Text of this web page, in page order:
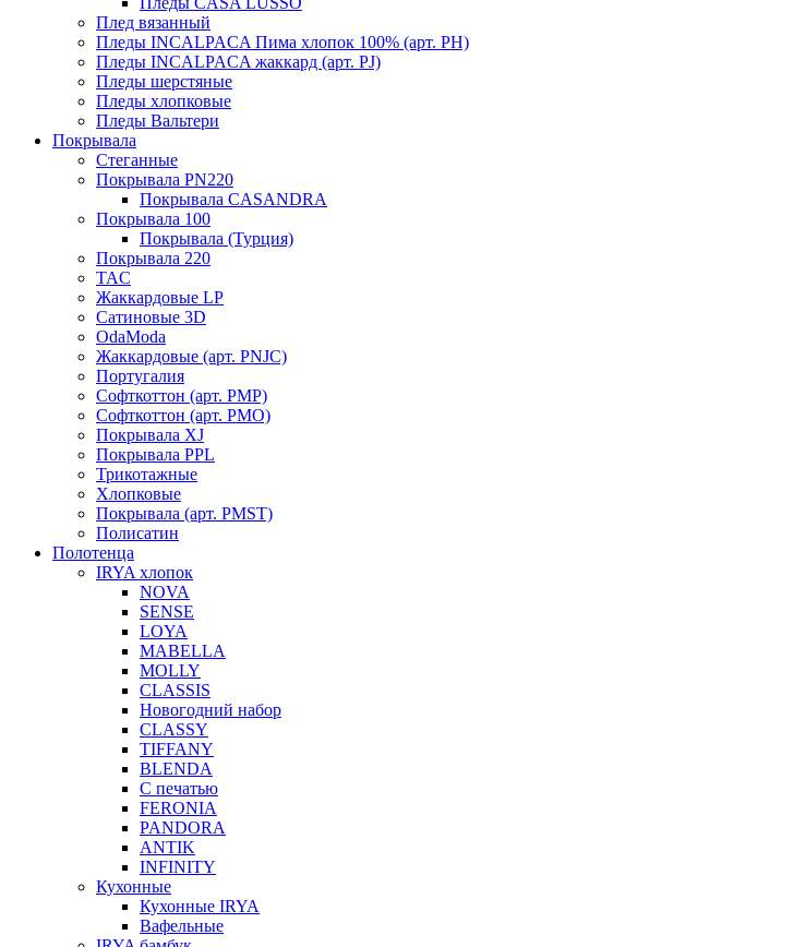
Плед вязанный
Пледы INCALPACA Пима хлопок 100% (арт. PH)
Пледы INCALPACA жаккард (арт. PJ)
Пледы шерстяные
Пледы хлопковые
Пледы Вальтери
Покрывала
Стеганные
Покрывала PN220
Покрывала CASANDRA
Покрывала 100
Покрывала (Турция)
Покрывала 220
TAC
Жаккардовые LP
Сатиновые 3D
OdaModa
Жаккардовые (арт. PNJC)
Португалия
Софткоттон (арт. PMP)
Софткоттон (арт. PMO)
Покрывала XJ
Покрывала PPL
Трикотажные
Хлопковые
Покрывала (арт. PMST)
Полисатин
Полотенца
IRYA хлопок
NOVA
SENSE
LOYA
MABELLA
MOLLY
CLASSIS
Новогодний набор
CLASSY
TIFFANY
BLENDA
С печатью
FERONIA
PANDORA
ANTIK
INFINITY
Кухонные
Кухонные IRYA
Вафельные